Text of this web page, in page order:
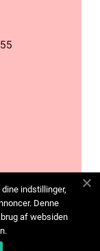
indstillinger,
Denne
af websiden